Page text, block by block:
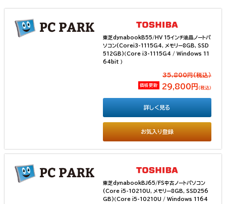
東芝dynabookB55/HV 15インチ液晶ノートパ
ソコン(Corei3-1115G4, メモリー8GB, SSD
512GB)（Core i3-1115G4 / Windows 11
64bit ）
35,800円(税込）
価格更新 29,800円 （税込）
お気入り登録
詳しく見る
東芝dynabookBJ65/FS中古ノートパソコン
(Core i5-10210U, メモリー8GB, SSD256
GB)（Core i5-10210U / Windows 1164